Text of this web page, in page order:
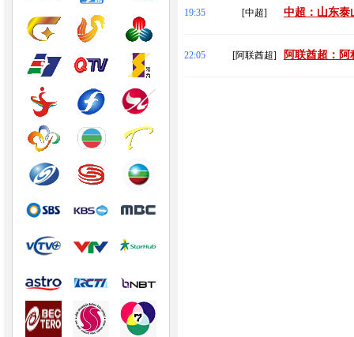
19:35 [中超] 中超：山东泰
22:05 [阿联酋超] 阿联酋超：